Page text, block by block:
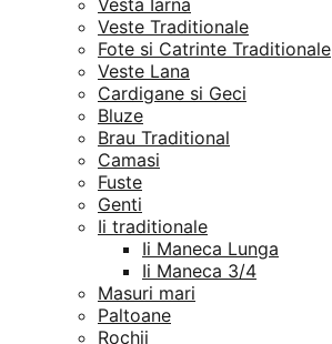
Vesta Iarna
Veste Traditionale
Fote si Catrinte Traditionale
Veste Lana
Cardigane si Geci
Bluze
Brau Traditional
Camasi
Fuste
Genti
Ii traditionale
Ii Maneca Lunga
Ii Maneca 3/4
Masuri mari
Paltoane
Rochii